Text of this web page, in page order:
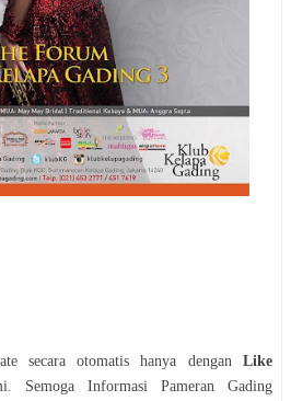
secara otomatis hanya dengan Like
Semoga Informasi Pameran
Gading